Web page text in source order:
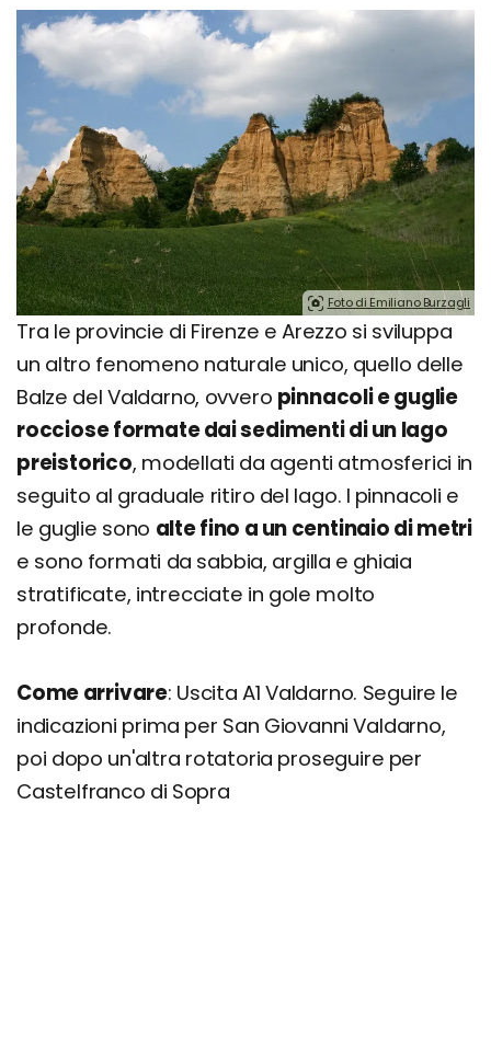
Foto di Emiliano Burzagli
Tra le provincie di Firenze e Arezzo si sviluppa
un altro fenomeno naturale unico, quello delle
Balze del Valdarno, ovvero pinnacoli e guglie
rocciose formate dai sedimenti di un lago
preistorico, modellati da agenti atmosferici in
seguito al graduale ritiro del lago. I pinnacoli e
le guglie sono alte fino a un centinaio di metri
e sono formati da sabbia, argilla e ghiaia
stratificate, intrecciate in gole molto
profonde.
Come arrivare: Uscita A1 Valdarno. Seguire le
indicazioni prima per San Giovanni Valdarno,
poi dopo un'altra rotatoria proseguire per
Castelfranco di Sopra